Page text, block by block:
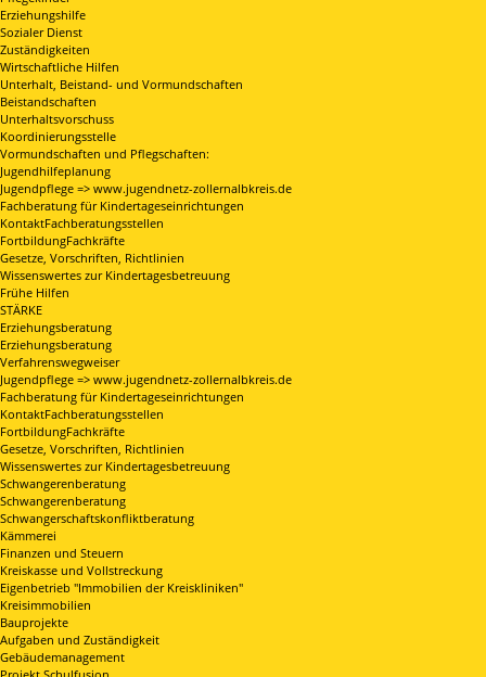
Erziehungshilfe
Sozialer Dienst
Zuständigkeiten
Wirtschaftliche Hilfen
Unterhalt, Beistand- und Vormundschaften
Beistandschaften
Unterhaltsvorschuss
Koordinierungsstelle
Vormundschaften und Pflegschaften:
Jugendhilfeplanung
Jugendpflege => www.jugendnetz-zollernalbkreis.de
Fachberatung für Kindertageseinrichtungen
KontaktFachberatungsstellen
FortbildungFachkräfte
Gesetze, Vorschriften, Richtlinien
Wissenswertes zur Kindertagesbetreuung
Frühe Hilfen
STÄRKE
Erziehungsberatung
Erziehungsberatung
Verfahrenswegweiser
Jugendpflege => www.jugendnetz-zollernalbkreis.de
Fachberatung für Kindertageseinrichtungen
KontaktFachberatungsstellen
FortbildungFachkräfte
Gesetze, Vorschriften, Richtlinien
Wissenswertes zur Kindertagesbetreuung
Schwangerenberatung
Schwangerenberatung
Schwangerschaftskonfliktberatung
Kämmerei
Finanzen und Steuern
Kreiskasse und Vollstreckung
Eigenbetrieb "Immobilien der Kreiskliniken"
Kreisimmobilien
Bauprojekte
Aufgaben und Zuständigkeit
Gebäudemanagement